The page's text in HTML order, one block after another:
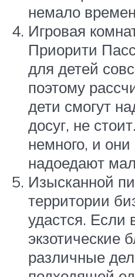
немало
Игровая
Приорити
для детей
поэтому
дети смогут
досуг, не
немного, и
надоедают
Изысканной
территории
удастся.
экзотические
различные